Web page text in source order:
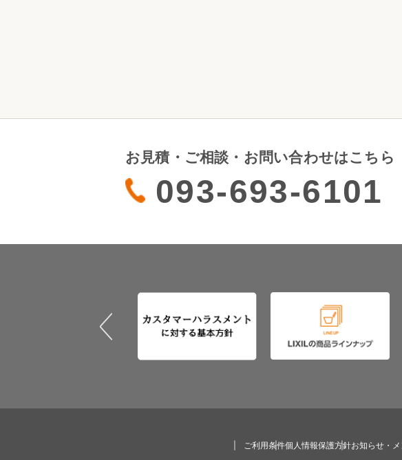
お見積・ご相談・お問い合わせはこちら
093-693-6101
ご利用条件個人情報保護方針お知らせ・